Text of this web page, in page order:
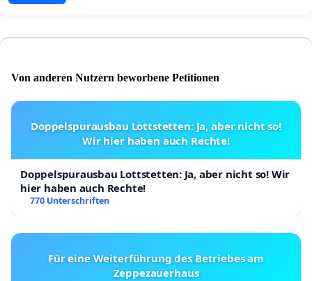
Von anderen Nutzern beworbene Petitionen
Doppelspurausbau Lottstetten: Ja, aber nicht so!
Wir hier haben auch Rechte!
Doppelspurausbau Lottstetten: Ja, aber nicht so! Wir
hier haben auch Rechte!
770 Unterschriften
Für eine Weiterführung des Betriebes am
Zeppezauerhaus